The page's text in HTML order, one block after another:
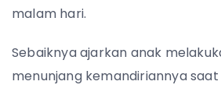
malam hari.
Sebaiknya ajarkan anak
menunjang kemandiriannya